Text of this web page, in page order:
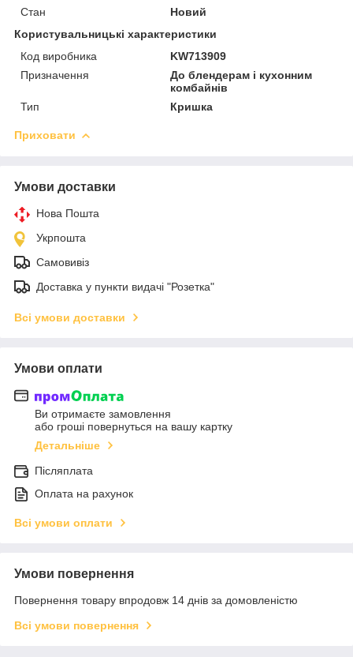
Стан
Новий
Користувальницькі характеристики
Код виробника
KW713909
Призначення
До блендерам і кухонним
комбайнів
Тип
Кришка
Приховати
Умови доставки
Нова Пошта
Укрпошта
Самовивіз
Доставка у пункти видачі "Розетка"
Всі умови доставки
Умови оплати
Ви отримаєте замовлення
або гроші повернуться на вашу картку
Детальніше
Післяплата
Оплата на рахунок
Всі умови оплати
Умови повернення
Повернення товару впродовж 14 днів за домовленістю
Всі умови повернення